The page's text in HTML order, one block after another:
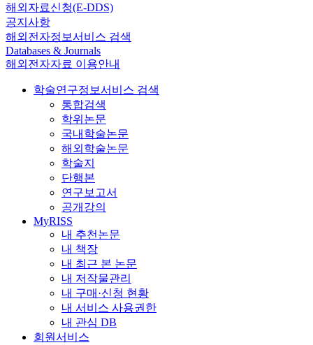
해외자료신청(E-DDS)
공지사항
해외전자정보서비스 검색
Databases & Journals
해외전자자료 이용안내
학술연구정보서비스 검색
통합검색
학위논문
국내학술논문
해외학술논문
학술지
단행본
연구보고서
공개강의
MyRISS
내 추천논문
내 책장
내 최근 본 논문
내 저작물관리
내 구매·신청 현황
내 서비스 사용권한
내 관심 DB
회원서비스